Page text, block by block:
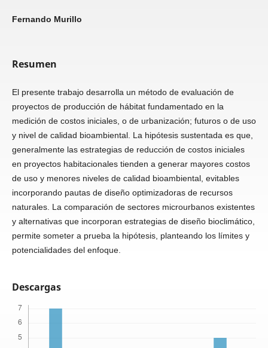
Fernando Murillo
Resumen
El presente trabajo desarrolla un método de evaluación de
proyectos de producción de hábitat fundamentado en la
medición de costos iniciales, o de urbanización; futuros o de uso
y nivel de calidad bioambiental. La hipótesis sustentada es que,
generalmente las estrategias de reducción de costos iniciales
en proyectos habitacionales tienden a generar mayores costos
de uso y menores niveles de calidad bioambiental, evitables
incorporando pautas de diseño optimizadoras de recursos
naturales. La comparación de sectores microurbanos existentes
y alternativas que incorporan estrategias de diseño bioclimático,
permite someter a prueba la hipótesis, planteando los límites y
potencialidades del enfoque.
Descargas